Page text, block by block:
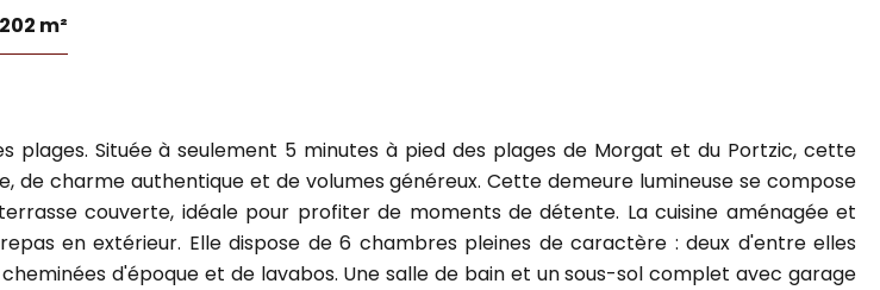
202 m²
plages. Située à seulement 5 minutes à pied des plages de Morgat et du Portzic, cette
de charme authentique et de volumes généreux. Cette demeure lumineuse se compose
couverte, idéale pour profiter de moments de détente. La cuisine aménagée et
en extérieur. Elle dispose de 6 chambres pleines de caractère : deux d'entre elles
d'époque et de lavabos. Une salle de bain et un sous-sol complet avec garage